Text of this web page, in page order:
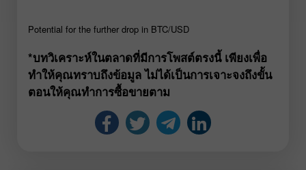
Potential for the further drop in BTC/USD
*บทวิเคราะห์ในตลาดที่มีการโพสต์ตรงนี้ เพียงเพื่อ
ทำให้คุณทราบถึงข้อมูล ไม่ได้เป็นการเจาะจงถึงขั้น
ตอนให้คุณทำการซื้อขายตาม